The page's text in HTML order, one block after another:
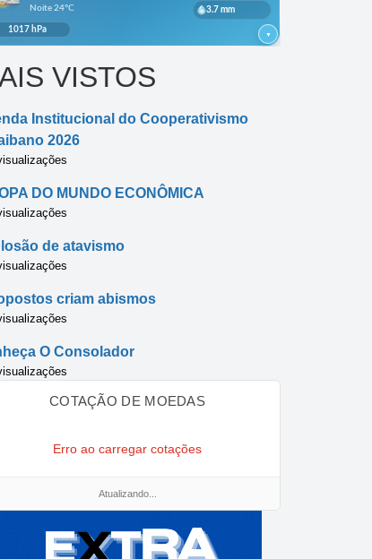
VISTOS
Institucional do Cooperativismo
2026
DO MUNDO ECONÔMICA
de atavismo
criam abismos
O Consolador
COTAÇÃO DE MOEDAS
Erro ao carregar cotações
Atualizando...